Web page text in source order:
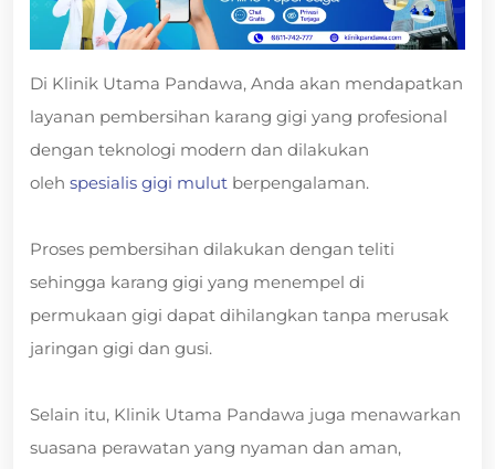
Di Klinik Utama Pandawa, Anda akan mendapatkan
layanan pembersihan karang gigi yang profesional
dengan teknologi modern dan dilakukan
oleh spesialis gigi mulut berpengalaman.
Proses pembersihan dilakukan dengan teliti
sehingga karang gigi yang menempel di
permukaan gigi dapat dihilangkan tanpa merusak
jaringan gigi dan gusi.
Selain itu, Klinik Utama Pandawa juga menawarkan
suasana perawatan yang nyaman dan aman,